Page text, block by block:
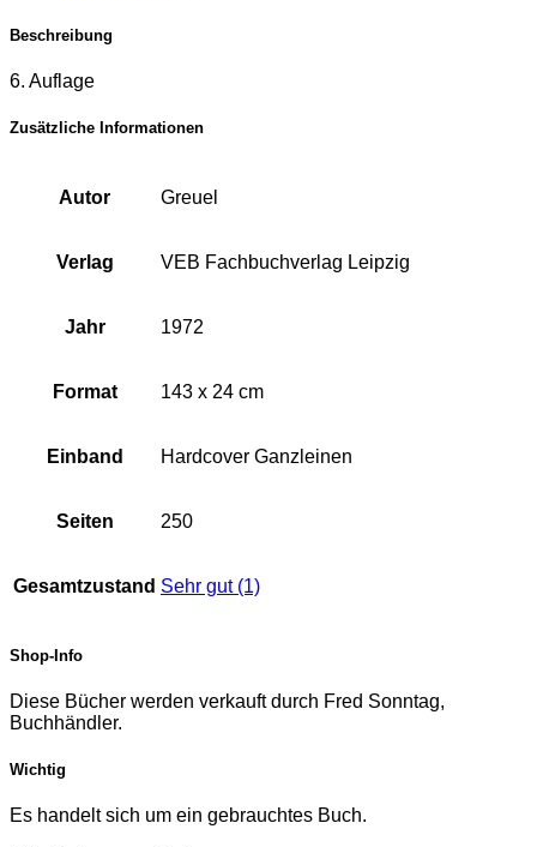
Beschreibung
6. Auflage
Zusätzliche Informationen
Autor Greuel
Verlag VEB Fachbuchverlag Leipzig
Jahr 1972
Format 143 x 24 cm
Einband Hardcover Ganzleinen
Seiten 250
Gesamtzustand Sehr gut (1)
Shop-Info
Diese Bücher werden verkauft durch Fred Sonntag,
Buchhändler.
Wichtig
Es handelt sich um ein gebrauchtes Buch.